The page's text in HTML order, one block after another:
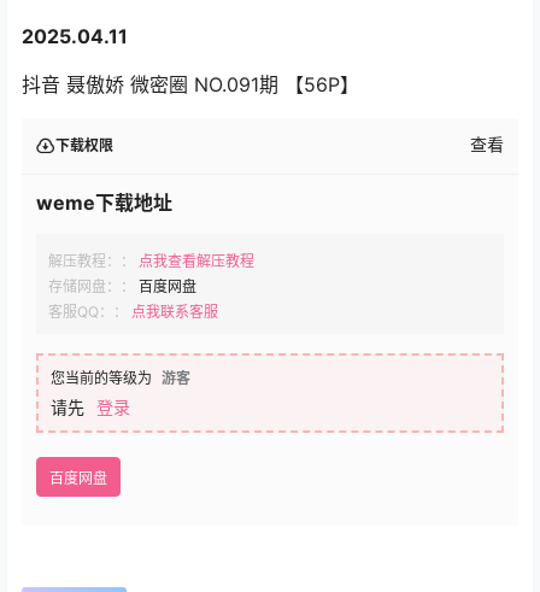
2025.04.11
抖音 聂傲娇 微密圈 NO.091期 【56P】
下载权限 查看
weme下载地址
解压教程：：
点我查看解压教程
存储网盘：：
百度网盘
客服QQ：：
点我联系客服
您当前的等级为 游客
请先 登录
百度网盘